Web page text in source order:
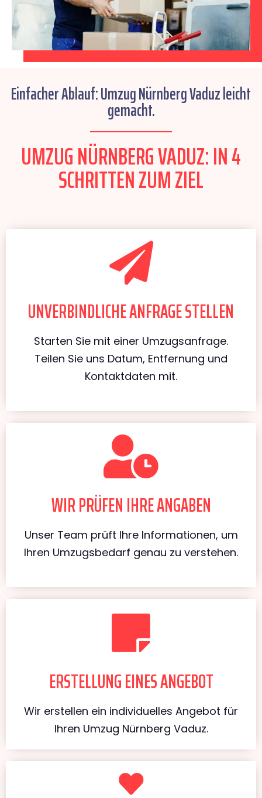
Einfacher Ablauf: Umzug Nürnberg Vaduz leicht
gemacht.
UMZUG NÜRNBERG VADUZ: IN 4
SCHRITTEN ZUM ZIEL
UNVERBINDLICHE ANFRAGE STELLEN
Starten Sie mit einer Umzugsanfrage.
Teilen Sie uns Datum, Entfernung und
Kontaktdaten mit.
WIR PRÜFEN IHRE ANGABEN
Unser Team prüft Ihre Informationen, um
Ihren Umzugsbedarf genau zu verstehen.
ERSTELLUNG EINES ANGEBOT
Wir erstellen ein individuelles Angebot für
Ihren Umzug Nürnberg Vaduz.